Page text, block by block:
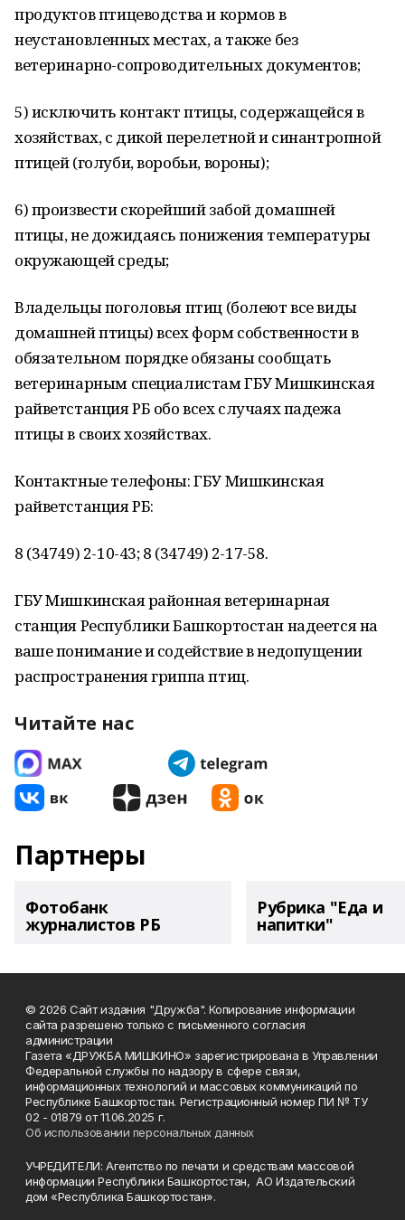
продуктов птицеводства и кормов в
неустановленных местах, а также без
ветеринарно-сопроводительных документов;
5) исключить контакт птицы, содержащейся в
хозяйствах, с дикой перелетной и синантропной
птицей (голуби, воробьи, вороны);
6) произвести скорейший забой домашней
птицы, не дожидаясь понижения температуры
окружающей среды;
Владельцы поголовья птиц (болеют все виды
домашней птицы) всех форм собственности в
обязательном порядке обязаны сообщать
ветеринарным специалистам ГБУ Мишкинская
райветстанция РБ обо всех случаях падежа
птицы в своих хозяйствах.
Контактные телефоны: ГБУ Мишкинская
райветстанция РБ:
8 (34749) 2-10-43; 8 (34749) 2-17-58.
ГБУ Мишкинская районная ветеринарная
станция Республики Башкортостан надеется на
ваше понимание и содействие в недопущении
распространения гриппа птиц.
Читайте нас
Партнеры
Фотобанк
журналистов РБ
Рубрика "Еда и
напитки"
© 2026 Сайт издания "Дружба". Копирование информации
сайта разрешено только с письменного согласия
администрации
Газета «ДРУЖБА МИШКИНО» зарегистрирована в Управлении
Федеральной службы по надзору в сфере связи,
информационных технологий и массовых коммуникаций по
Республике Башкортостан. Регистрационный номер ПИ № ТУ
02 - 01879 от 11.06.2025 г.
Об использовании персональных данных
УЧРЕДИТЕЛИ: Агентство по печати и средствам массовой
информации Республики Башкортостан, АО Издательский
дом «Республика Башкортостан».